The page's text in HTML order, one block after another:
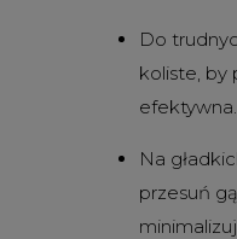
Do
koliste, by
efektywna.
Na
przesuń